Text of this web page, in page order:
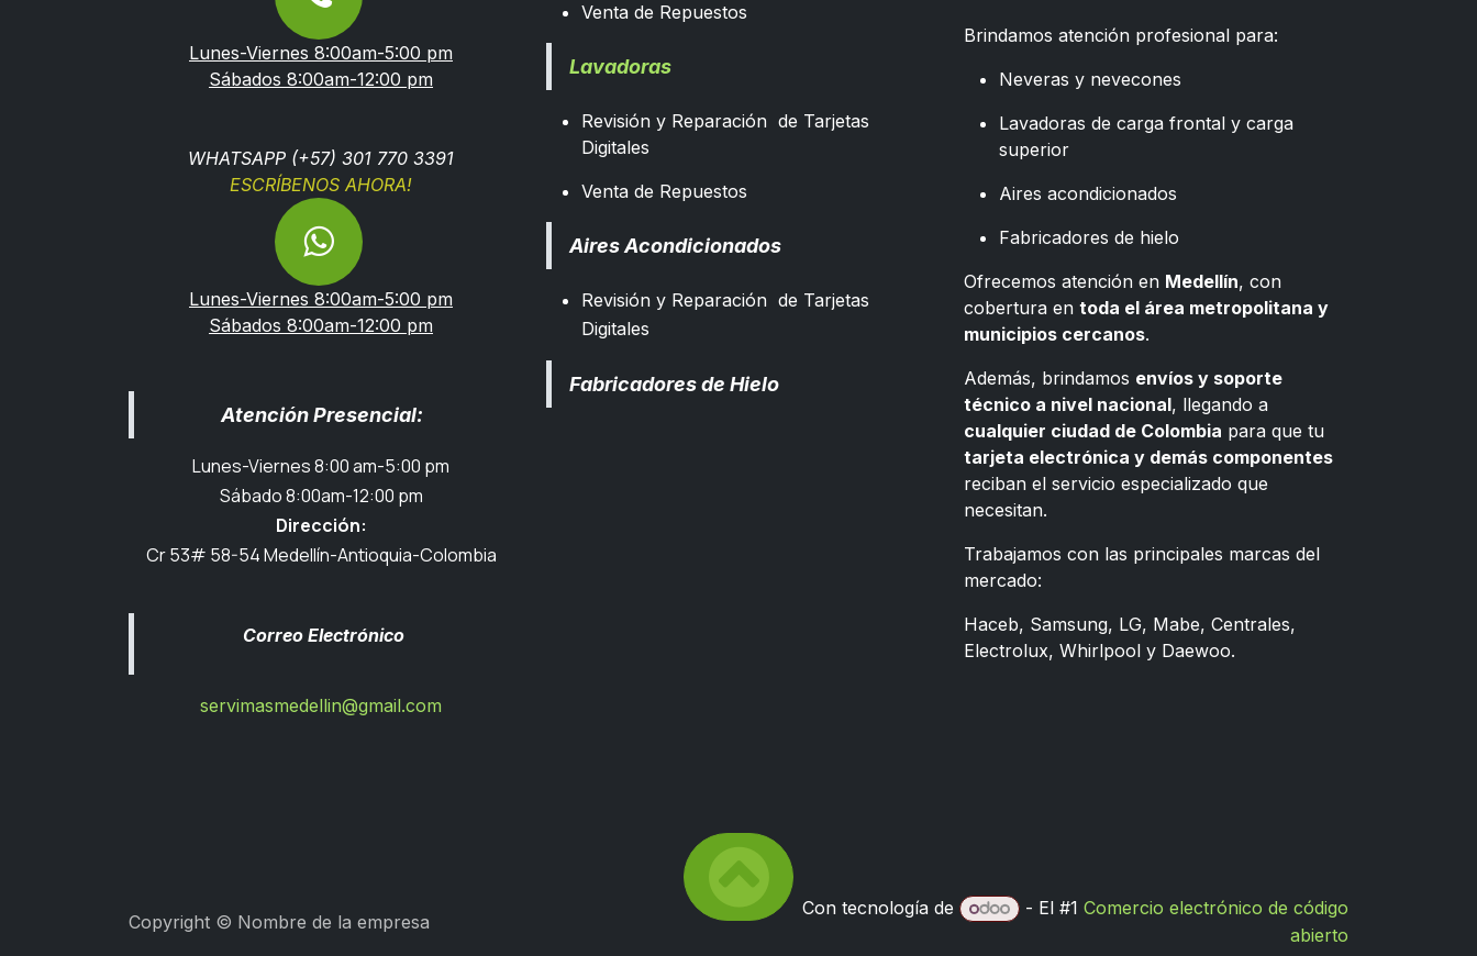
Lunes-Viernes 8:00am-5:00 pm
Sábados 8:00am-12:00 pm
WHATSAPP (+57) 301 770 3391
ESCRÍBENOS AHORA!
Lunes-Viernes 8:00am-5:00 pm
Sábados 8:00am-12:00 pm
Atención Presencial:
Lunes-Viernes 8:00 am-5:00 pm
Sábado 8:00am-12:00 pm
Dirección:
Cr 53# 58-54 Medellín-Antioquia-Colombia
Correo Electrónico
servimasmedellin@gmail.com
Venta de Repuestos
Lavadoras
Revisión y Reparación de Tarjetas
Digitales
Venta de Repuestos
Aires Acondicionados
Revisión y Reparación de Tarjetas
Digitales
Fabricadores de Hielo
Brindamos atención profesional para:
Neveras y nevecones
Lavadoras de carga frontal y carga
superior
Aires acondicionados
Fabricadores de hielo
Ofrecemos atención en Medellín, con
cobertura en toda el área metropolitana y
municipios cercanos.
Además, brindamos envíos y soporte
técnico a nivel nacional, llegando a
cualquier ciudad de Colombia para que tu
tarjeta electrónica y demás componentes
reciban el servicio especializado que
necesitan.
Trabajamos con las principales marcas del
mercado:
Haceb, Samsung, LG, Mabe, Centrales,
Electrolux, Whirlpool y Daewoo.
Copyright © Nombre de la empresa
Con tecnología de - El #1 Comercio electrónico de código
abierto